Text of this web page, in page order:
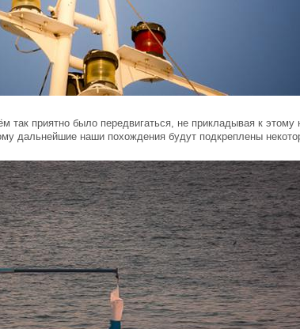
так приятно было передвигаться, не прикладывая к этому
дальнейшие наши похождения будут подкреплены